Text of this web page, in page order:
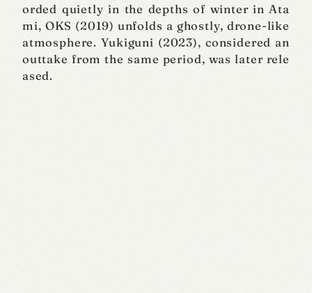
orded quietly in the depths of winter in Ata
mi, OKS (2019) unfolds a ghostly, drone-like
atmosphere. Yukiguni (2023), considered an
outtake from the same period, was later rele
ased.